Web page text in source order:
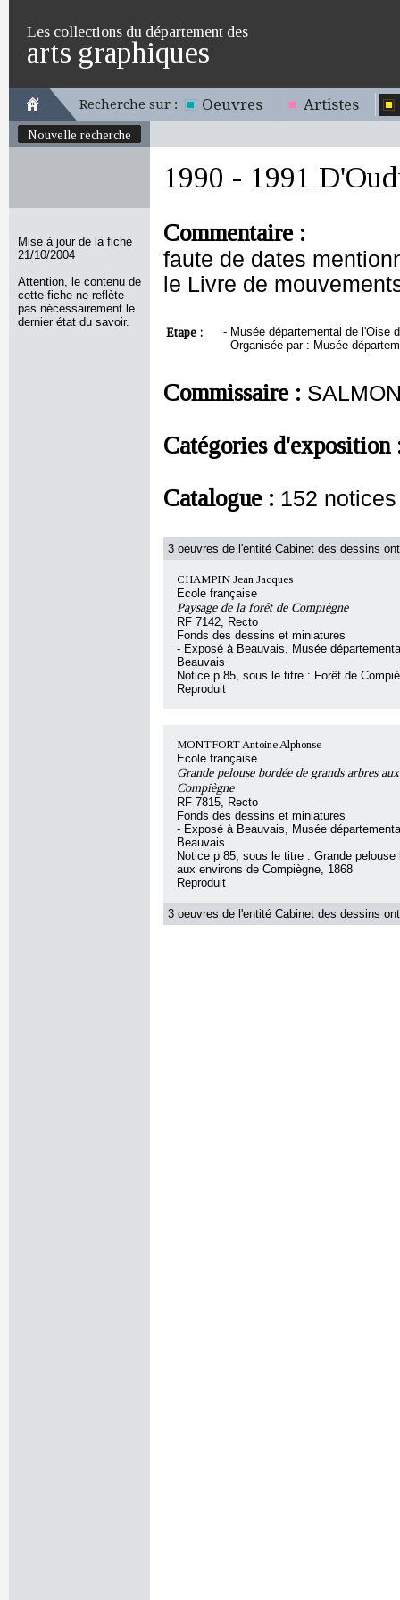
Les collections du département des
arts graphiques
Recherche sur : Oeuvres Artistes
Nouvelle recherche
Mise à jour de la fiche
21/10/2004
Attention, le contenu de
cette fiche ne reflète
pas nécessairement le
dernier état du savoir.
1990 - 1991
Commentaire :
faute de dates
le Livre de
Etape : - Musée départemental de l'Oise
Organisée par : Musée
Commissaire :
Catégories
Catalogue : 152
3 oeuvres de l'entité Cabinet des dessins
CHAMPIN Jean Jacques
Ecole française
Paysage de la forêt de Compiègne
RF 7142, Recto
Fonds des dessins et miniatures
- Exposé à Beauvais, Musée
Beauvais
Notice p 85, sous le titre : Forêt de
Reproduit
MONTFORT Antoine Alphonse
Ecole française
Grande pelouse bordée de grands arbres
Compiègne
RF 7815, Recto
Fonds des dessins et miniatures
- Exposé à Beauvais, Musée
Beauvais
Notice p 85, sous le titre : Grande pelouse
aux environs de Compiègne, 1868
Reproduit
3 oeuvres de l'entité Cabinet des dessins